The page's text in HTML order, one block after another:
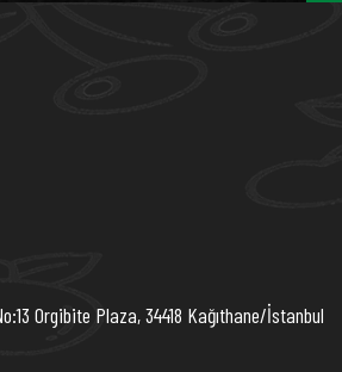
Orgibite Plaza, 34418 Kağıthane/İstanbul